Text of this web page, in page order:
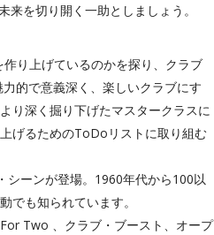
を切り開く一助としましょう。
り上げているのかを探り、クラブ
的で意義深く、楽しいクラブにす
り深く掘り下げたマスタークラスに
げるためのToDoリストに取り組む
シーンが登場。1960年代から100以
でも知られています。
Two 、クラブ・ブースト、オープ